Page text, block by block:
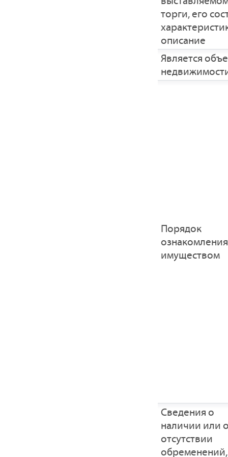
торги, его
описание
Является
Порядок
имуществом
Cведения о
наличии или
отсутствии
обременений,